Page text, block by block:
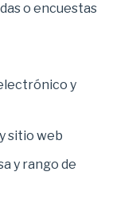
o encuestas
y
sitio web
y rango de